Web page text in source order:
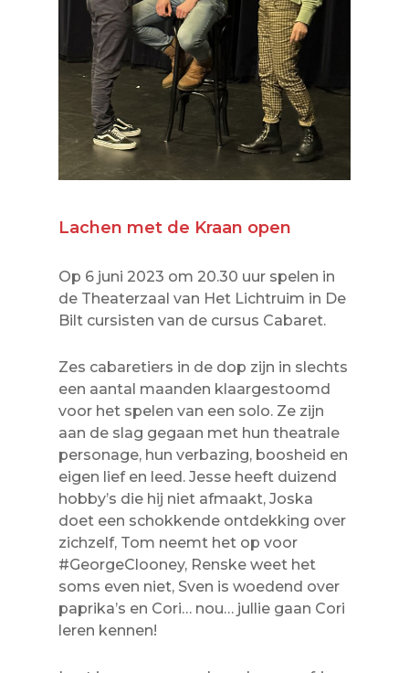
Lachen met de Kraan open
Op 6 juni 2023 om 20.30 uur spelen in
de Theaterzaal van Het Lichtruim in De
Bilt cursisten van de cursus Cabaret.
Zes cabaretiers in de dop zijn in slechts
een aantal maanden klaargestoomd
voor het spelen van een solo. Ze zijn
aan de slag gegaan met hun theatrale
personage, hun verbazing, boosheid en
eigen lief en leed. Jesse heeft duizend
hobby’s die hij niet afmaakt, Joska
doet een schokkende ontdekking over
zichzelf, Tom neemt het op voor
#GeorgeClooney, Renske weet het
soms even niet, Sven is woedend over
paprika’s en Cori… nou… jullie gaan Cori
leren kennen!